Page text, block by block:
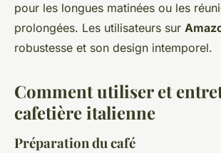
pour les longues matinées ou les
prolongées. Les utilisateurs sur
robustesse et son design intemporel.
Comment utiliser et
cafetière italienne
Préparation du café